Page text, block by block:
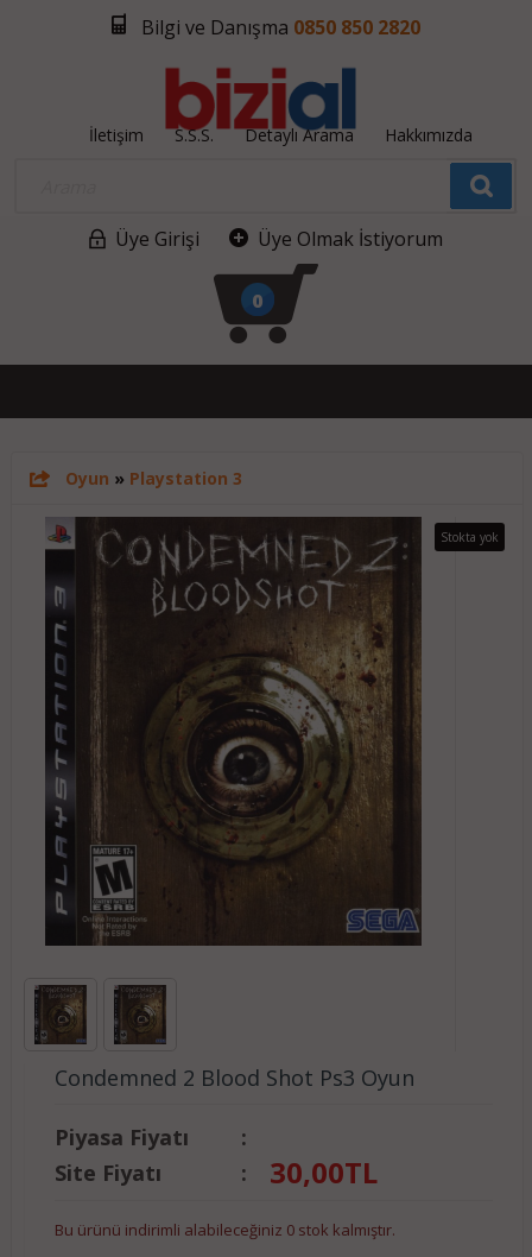
Bilgi ve Danışma 0850 850 2820
İletişim S.S.S. Detaylı Arama Hakkımızda
Üye Girişi Üye Olmak İstiyorum
0
Oyun » Playstation 3
Stokta yok
Condemned 2 Blood Shot Ps3 Oyun
Piyasa Fiyatı
:
Site Fiyatı
: 30,00TL
Bu ürünü indirimli alabileceğiniz 0 stok kalmıştır.